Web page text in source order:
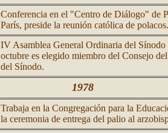
Conferencia en el "Centro de Diálogo" de
París, preside la reunión católica de polacos.
IV Asamblea General Ordinaria del
octubre es elegido miembro del Consejo
del Sínodo.
1978
Trabaja en la Congregación para la
la ceremonia de entrega del palio al